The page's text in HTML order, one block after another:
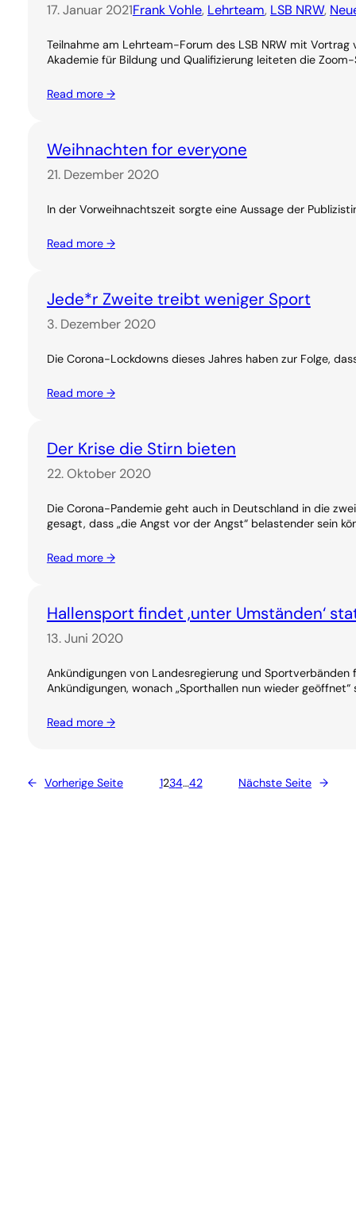
17. Januar 2021Frank Vohle, Lehrteam, LSB NRW,
Teilnahme am Lehrteam-Forum des LSB NRW mit
Akademie für Bildung und Qualifizierung leiteten die
Read more →
Weihnachten for everyone
21. Dezember 2020
In der Vorweihnachtszeit sorgte eine Aussage der
Read more →
Jede*r Zweite treibt weniger Sport
3. Dezember 2020
Die Corona-Lockdowns dieses Jahres haben zur Folge,
Read more →
Der Krise die Stirn bieten
22. Oktober 2020
Die Corona-Pandemie geht auch in Deutschland in die
gesagt, dass „die Angst vor der Angst“ belastender sein
Read more →
Hallensport findet ‚unter Umständen‘
13. Juni 2020
Ankündigungen von Landesregierung und
Ankündigungen, wonach „Sporthallen nun wieder
Read more →
← Vorherige Seite 1234…42 Nächste Seite →